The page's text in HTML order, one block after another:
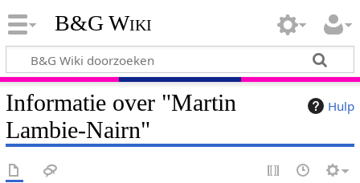
B&G Wiki
Hulp
Informatie over "Martin
Lambie-Nairn"